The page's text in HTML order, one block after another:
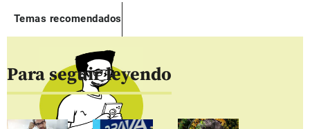
Temas recomendados
Para seguir leyendo